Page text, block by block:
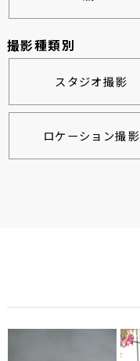
撮影種類別
スタジオ撮影
ロケーション撮影